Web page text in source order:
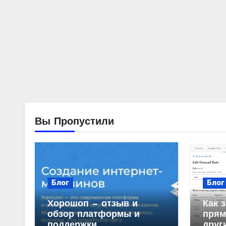
Вы Пропустили
Блог
Хорошоп — отзыв и
обзор платформы и
Блог
Как